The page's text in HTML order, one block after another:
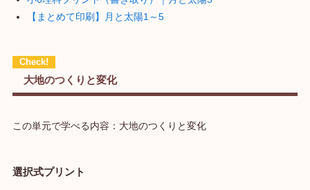
【まとめて印刷】月と太陽1～5
大地のつくりと変化
この単元で学べる内容：大地のつくりと変化
選択式プリント